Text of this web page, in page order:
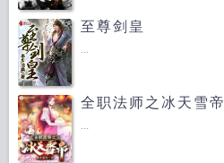
至尊剑皇
...
全职法师之冰天雪帝
...